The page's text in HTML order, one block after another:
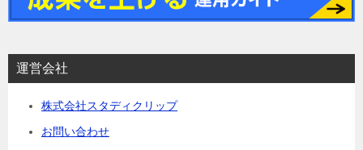
運営会社
株式会社スタディクリップ
お問い合わせ